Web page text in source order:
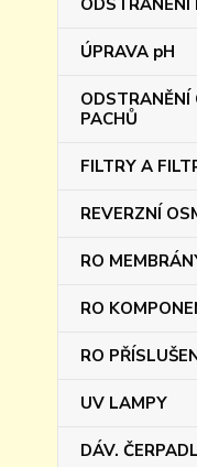
ODSTRANĚNÍ
ÚPRAVA pH
ODSTRANĚNÍ
PACHŮ
FILTRY A
REVERZNÍ
RO
RO
RO
UV LAMPY
DÁV.